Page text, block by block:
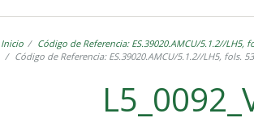
Inicio
Código de Referencia: ES.39020.AMCU/5.1.2//LH5,
Código de Referencia: ES.39020.AMCU/5.1.2//LH5, fols.